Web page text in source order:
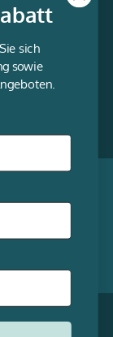
zzgl.
sich
sowie